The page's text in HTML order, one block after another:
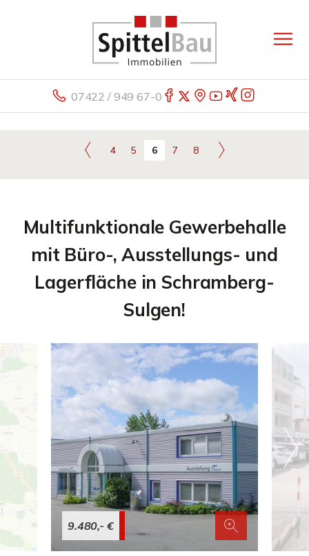
07422 / 949 67-0
4 5 6 7 8
Multifunktionale Gewerbehalle
mit Büro-, Ausstellungs- und
Lagerfläche in Schramberg-
Sulgen!
9.480,- €